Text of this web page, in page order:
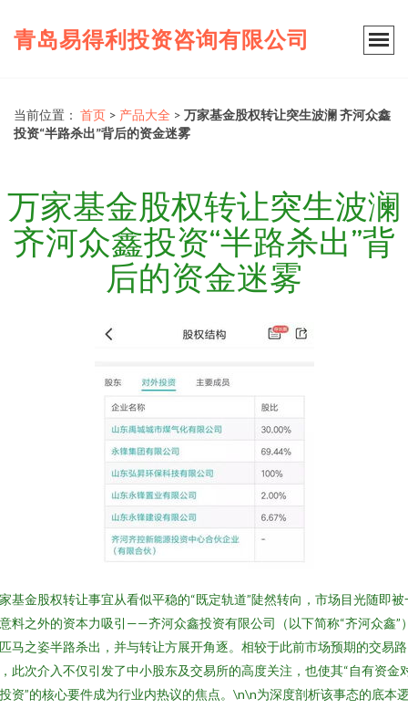
青岛易得利投资咨询有限公司
当前位置： 首页 > 产品大全 > 万家基金股权转让突生波澜 齐河众鑫
投资“半路杀出”背后的资金迷雾
万家基金股权转让突生波澜
齐河众鑫投资“半路杀出”背
后的资金迷雾
基金股权转让事宜从看似平稳的“既定轨道”陡然转向，市场目光随即被
料之外的资本力吸引——齐河众鑫投资有限公司（以下简称“齐河众鑫”
马之姿半路杀出，并与转让方展开角逐。相较于此前市场预期的交易路
此次介入不仅引发了中小股东及交易所的高度关注，也使其“自有资金
资”的核心要件成为行业内热议的焦点。\n\n为深度剖析该事态的底本